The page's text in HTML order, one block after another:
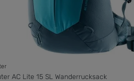
AC Lite 15 SL Wanderrucksack